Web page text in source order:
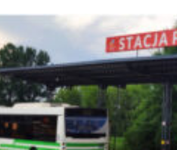
Zakłady
Podaj stan wodomierza
Kontakt
Oferta